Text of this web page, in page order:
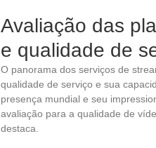
Avaliação das
e qualidade de
O panorama dos serviços de
qualidade de serviço e sua
presença mundial e seu
avaliação para a qualidade de
destaca.